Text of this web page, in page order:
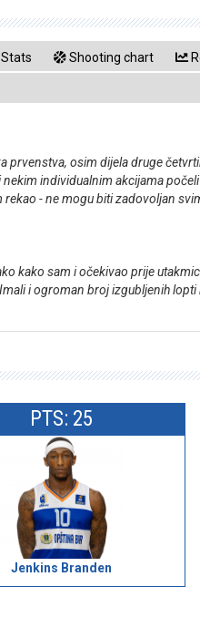
Shooting chart
osim dijela druge
individualnim akcijama
- ne mogu biti zadovoljan
kako sam i očekivao prije
i ogroman broj izgubljenih
PTS: 25
Jenkins Branden